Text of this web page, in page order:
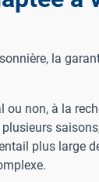
la
non, à la
plus large